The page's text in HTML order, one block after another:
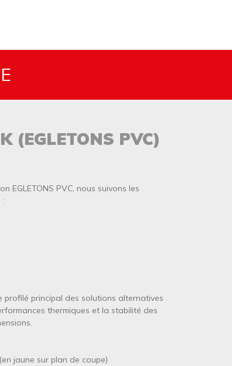
(EGLETONS PVC)
EGLETONS PVC, nous suivons les
:
profilé principal des solutions alternatives
thermiques et la stabilité des
jaune sur plan de coupe)